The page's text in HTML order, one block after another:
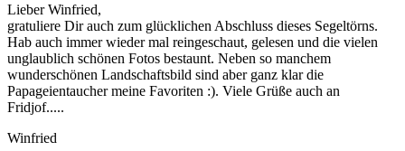
Lieber Winfried,
gratuliere Dir auch zum glücklichen Abschluss dieses Segeltörns.
Hab auch immer wieder mal reingeschaut, gelesen und die vielen
unglaublich schönen Fotos bestaunt. Neben so manchem
wunderschönen Landschaftsbild sind aber ganz klar die
Papageientaucher meine Favoriten :). Viele Grüße auch an
Fridjof.....
Winfried